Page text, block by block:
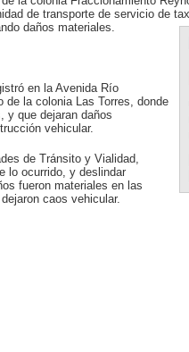
de transporte de servicio de
daños materiales.
en la Avenida Río
de la colonia Las Torres, donde
y que dejaran daños
vehicular.
de Tránsito y Vialidad,
lo ocurrido, y deslindar
fueron materiales en las
caos vehicular.